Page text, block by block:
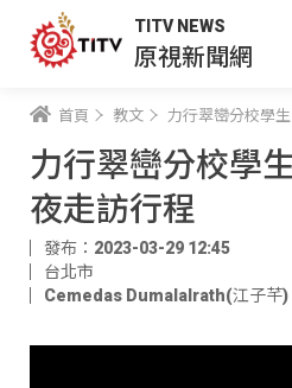
TITV NEWS
原視新聞網
首頁 教文 力行翠巒分校學
力行翠巒分校學
夜走訪行程
發布：2023-03-29 12:45
台北市
Cemedas Dumalalrath(江子芊)